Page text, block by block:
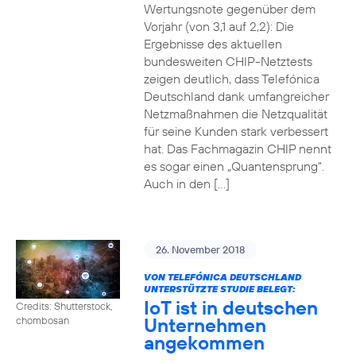
Wertungsnote gegenüber dem
Vorjahr (von 3,1 auf 2,2): Die
Ergebnisse des aktuellen
bundesweiten CHIP-Netztests
zeigen deutlich, dass Telefónica
Deutschland dank umfangreicher
Netzmaßnahmen die Netzqualität
für seine Kunden stark verbessert
hat. Das Fachmagazin CHIP nennt
es sogar einen „Quantensprung“.
Auch in den […]
Credits: Shutterstock,
chombosan
26. November 2018
VON TELEFÓNICA DEUTSCHLAND
UNTERSTÜTZTE STUDIE BELEGT:
IoT ist in deutschen
Unternehmen
angekommen